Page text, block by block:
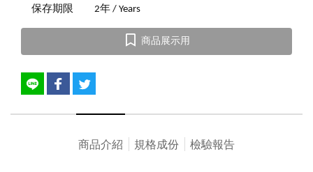
保存期限 2年 / Years
商品展示用
商品介紹 規格成份 檢驗報告